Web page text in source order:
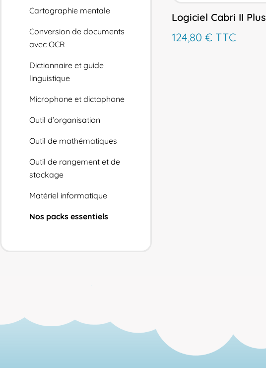
Cartographie mentale
Conversion de documents
avec OCR
Dictionnaire et guide
linguistique
Microphone et dictaphone
Outil d’organisation
Outil de mathématiques
Outil de rangement et de
stockage
Matériel informatique
Nos packs essentiels
Logiciel Cabri II Plus
124,80€ TTC